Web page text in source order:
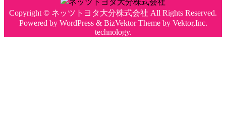
Copyright © ネッツトヨタ大分株式会社 All Rights Reserved.
Powered by WordPress& BizVektor Themeby Vektor,Inc.
technology.